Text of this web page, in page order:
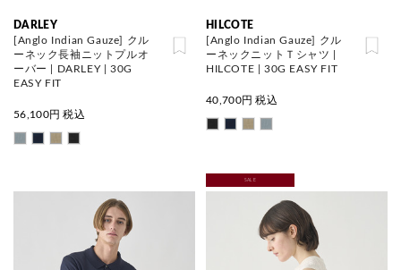
DARLEY
[Anglo Indian Gauze] クル
ーネック長袖ニットプルオ
ーバー | DARLEY | 30G
EASY FIT
56,100円 税込
HILCOTE
[Anglo Indian Gauze] クル
ーネックニットＴシャツ |
HILCOTE | 30G EASY FIT
40,700円 税込
SALE